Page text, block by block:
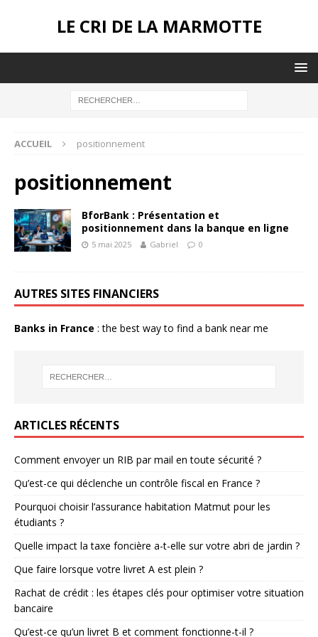
LE CRI DE LA MARMOTTE
ACCUEIL positionnement
positionnement
BforBank : Présentation et
positionnement dans la banque en ligne
5 mai 2025 Gabriel 0
AUTRES SITES FINANCIERS
Banks in France : the best way to find a bank near me
ARTICLES RÉCENTS
Comment envoyer un RIB par mail en toute sécurité ?
Qu’est-ce qui déclenche un contrôle fiscal en France ?
Pourquoi choisir l’assurance habitation Matmut pour les
étudiants ?
Quelle impact la taxe foncière a-t-elle sur votre abri de jardin ?
Que faire lorsque votre livret A est plein ?
Rachat de crédit : les étapes clés pour optimiser votre situation
bancaire
Qu’est-ce qu’un livret B et comment fonctionne-t-il ?